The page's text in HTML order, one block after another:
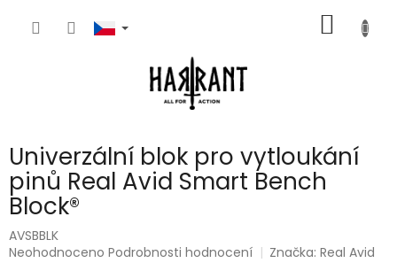
KOŠÍK
Univerzální blok pro vytloukání
pinů Real Avid Smart Bench
Block®
AVSBBLK
Průměrné
Neohodnoceno Podrobnosti hodnocení Značka:Real Avid